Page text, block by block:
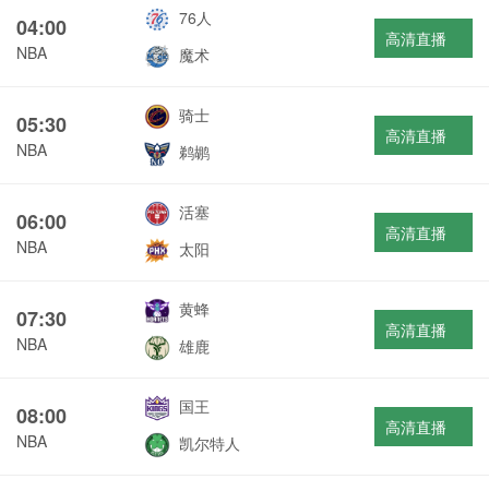
04:00
NBA
76人
魔术
高清直播
05:30
NBA
骑士
鹈鹕
高清直播
06:00
NBA
活塞
太阳
高清直播
07:30
NBA
黄蜂
雄鹿
高清直播
08:00
NBA
国王
凯尔特人
高清直播